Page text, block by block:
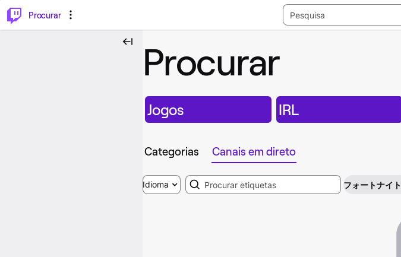
Procurar
Procurar
Jogos IRL
Categorias Canais em direto
Idioma Search フォートナイト